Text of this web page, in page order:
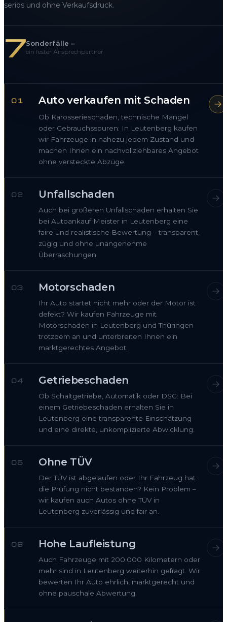
seriös und ohne Verkaufsdruck.
7Sonderfälle –
ein fester Ansprechpartner
01 Auto verkaufen mit Schaden
Ob Karosserieschaden, technische Mängel
oder Gebrauchsspuren: In Leutenberg kaufen
wir Fahrzeuge in nahezu jedem Zustand und
machen Ihnen ein nachvollziehbares Angebot
ohne versteckte Abzüge.
02 Unfallschaden
Auch bei größeren Unfallschäden erhalten Sie
bei Autoankauf Meister in Leutenberg eine
faire und realistische Bewertung – transparent,
zügig und ohne unangenehme
Überraschungen.
03 Motorschaden
Ihr Auto startet nicht mehr oder der Motor ist
defekt? Wir kaufen Fahrzeuge mit
Motorschaden in Leutenberg und Thüringen
trotzdem an und unterbreiten Ihnen ein
marktgerechtes Angebot.
04 Getriebeschaden
Ob Schaltgetriebe, Automatik oder DSG: Bei
einem Getriebeschaden erhalten Sie in
Leutenberg eine transparente Einschätzung
und eine direkte, unkomplizierte Abwicklung.
05 Ohne TÜV
Der TÜV ist abgelaufen oder Ihr Fahrzeug hat
die Prüfung nicht bestanden? Kein Problem –
wir kaufen auch Autos ohne TÜV in
Leutenberg zuverlässig und fair an.
06 Hohe Laufleistung
Auch Fahrzeuge mit 200.000 Kilometern oder
mehr sind in Leutenberg weiterhin gefragt. Wir
bewerten Ihr Auto ehrlich, marktgerecht und
ohne pauschale Abwertung.